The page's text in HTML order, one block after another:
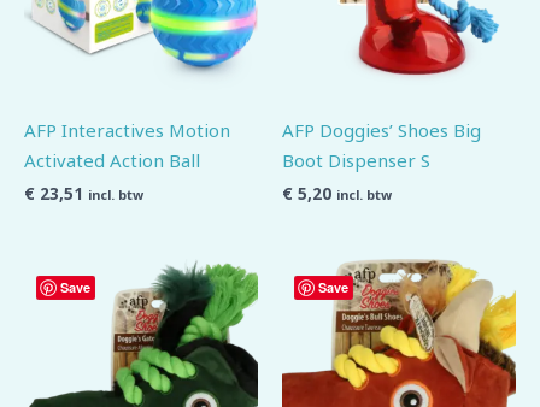
AFP Interactives Motion
Activated Action Ball
€ 23,51 incl. btw
AFP Doggies’ Shoes Big
Boot Dispenser S
€ 5,20 incl. btw
Save Save